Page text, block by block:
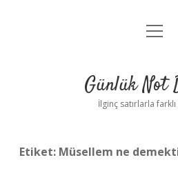
Anasayfa
Yasal
Günlük Not
İlginç satırlarla
Etiket: Müsellem ne